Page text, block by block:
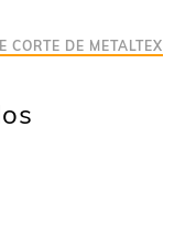
CORTE DE METALTEX